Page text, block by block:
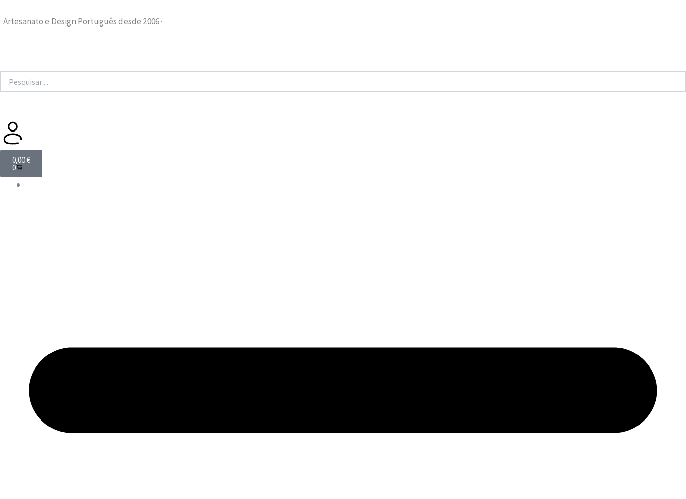
to
· Artesanato e Design Português desde 2006 ·
0,00€
0
Cart